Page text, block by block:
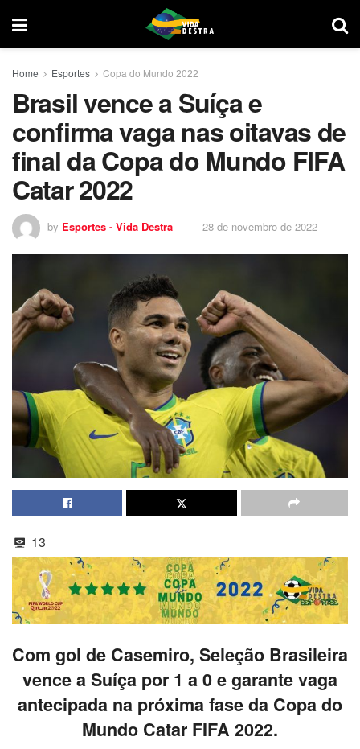
Home Esportes Copa do Mundo 2022
Brasil vence a Suíça e
confirma vaga nas oitavas de
final da Copa do Mundo FIFA
Catar 2022
by Esportes - Vida Destra 28 de novembro de 2022
13
Com gol de Casemiro, Seleção Brasileira
vence a Suíça por 1 a 0 e garante vaga
antecipada na próxima fase da Copa do
Mundo Catar FIFA 2022.